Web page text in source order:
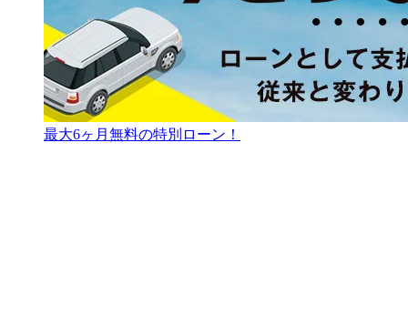
最大6ヶ月無料の特別ローン！